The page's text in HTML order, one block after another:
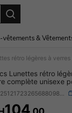
vêtements &
Lunettes rétro
complète unisexe
et port
104